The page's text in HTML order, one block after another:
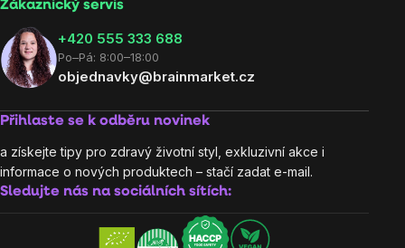
Zákaznický servis
‭+420 555 333 688
Po–Pá: 8:00–18:00
objednavky@brainmarket.cz
Přihlaste se k odběru novinek
a získejte tipy pro zdravý životní styl, exkluzivní akce i
informace o nových produktech – stačí zadat e-mail.
Sledujte nás na sociálních sítích: